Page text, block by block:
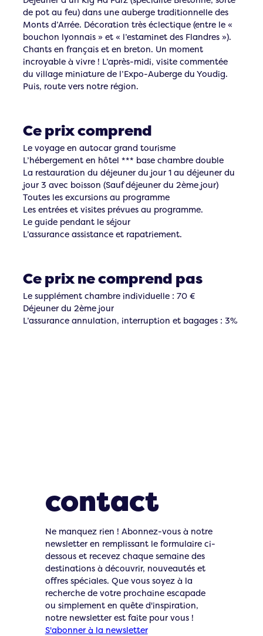
de pot au feu) dans une auberge traditionnelle des
Monts d’Arrée. Décoration très éclectique (entre le «
bouchon lyonnais » et « l’estaminet des Flandres »).
Chants en français et en breton. Un moment
incroyable à vivre ! L’après-midi, visite commentée
du village miniature de l’Expo-Auberge du Youdig.
Puis, route vers notre région.
Ce prix comprend
Le voyage en autocar grand tourisme
L’hébergement en hôtel *** base chambre double
La restauration du déjeuner du jour 1 au déjeuner du
jour 3 avec boisson (Sauf déjeuner du 2ème jour)
Toutes les excursions au programme
Les entrées et visites prévues au programme.
Le guide pendant le séjour
L’assurance assistance et rapatriement.
Ce prix ne comprend pas
Le supplément chambre individuelle : 70 €
Déjeuner du 2ème jour
L’assurance annulation, interruption et bagages : 3%
contact
Ne manquez rien ! Abonnez-vous à notre
newsletter en remplissant le formulaire ci-
dessous et recevez chaque semaine des
destinations à découvrir, nouveautés et
offres spéciales. Que vous soyez à la
recherche de votre prochaine escapade
ou simplement en quête d'inspiration,
notre newsletter est faite pour vous !
S'abonner à la newsletter